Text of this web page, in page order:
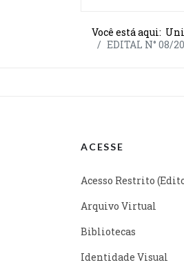
Você está aqui:
EDITAL N° 08/
ACESSE
Acesso Restrito
Arquivo Virtual
Bibliotecas
Identidade Visual